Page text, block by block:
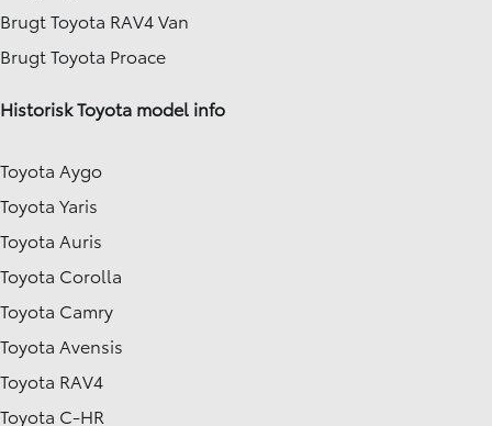
Brugt Toyota RAV4 Van
Brugt Toyota Proace
Historisk Toyota model info
Toyota Aygo
Toyota Yaris
Toyota Auris
Toyota Corolla
Toyota Camry
Toyota Avensis
Toyota RAV4
Toyota C-HR